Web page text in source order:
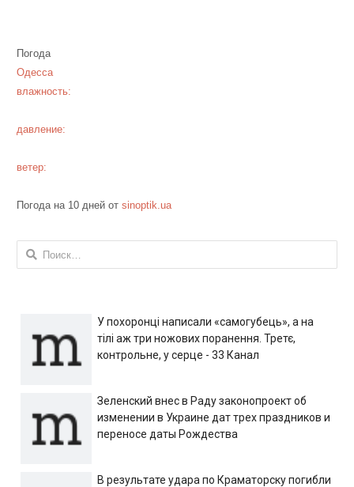
Погода
Одесса
влажность:
давление:
ветер:
Погода на 10 дней от sinoptik.ua
Найти:
У похоронці написали «самогубець», а на
тілі аж три ножових поранення. Третє,
контрольне, у серце - 33 Канал
Зеленский внес в Раду законопроект об
изменении в Украине дат трех праздников и
переносе даты Рождества
В результате удара по Краматорску погибли